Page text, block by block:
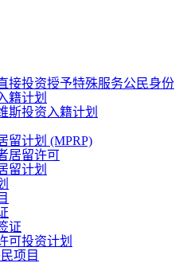
接投资授予特殊服务公民身份
籍计划
斯投资入籍计划
留计划 (MPRP)​
居留许可
留计划
证
可投资计划
项目